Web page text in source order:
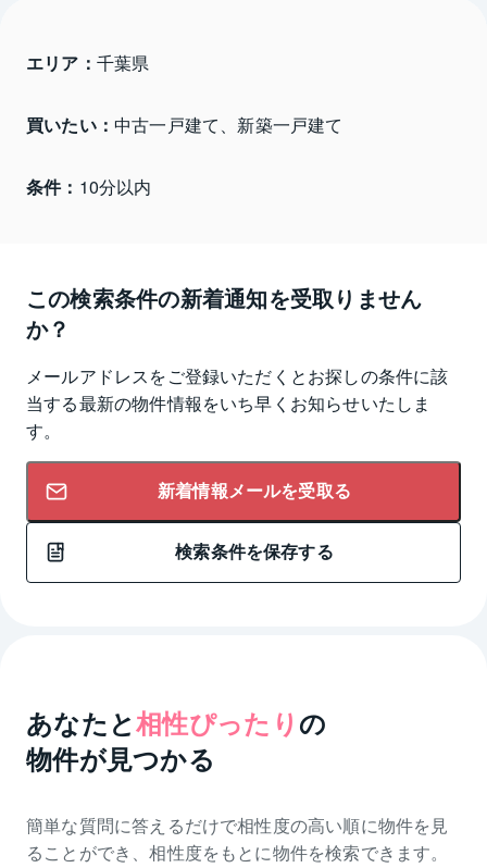
エリア： 千葉県
買いたい： 中古一戸建て、新築一戸建て
条件： 10分以内
この検索条件の新着通知を受取りません
か？
メールアドレスをご登録いただくとお探しの条件に該
当する最新の物件情報をいち早くお知らせいたしま
す。
新着情報メールを受取る
検索条件を保存する
あなたと相性ぴったり の
物件が見つかる
簡単な質問に答えるだけで相性度の高い順に物件を 見
ることができ、相性度をもとに物件を検索できます。